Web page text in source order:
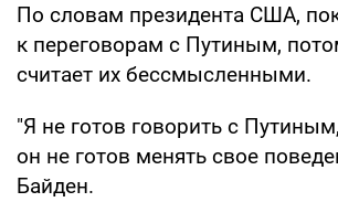
По словам президента США,
к переговорам с Путиным,
считает их бессмысленными.
"Я не готов говорить с
он не готов менять свое
Байден.